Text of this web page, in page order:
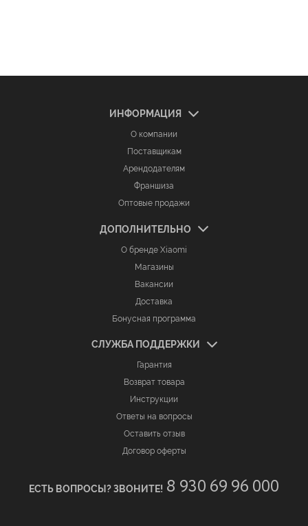
ИНФОРМАЦИЯ
О компании
Поставщикам
Арендодателям
Франшиза
Оптовые продажи
ДОПОЛНИТЕЛЬНО
О бренде Xiaomi
Магазины
Вакансии
Доставка
Бонусная программа
СЛУЖБА ПОДДЕРЖКИ
Гарантия
Возврат товара
Инструкции
Ответы на вопросы
Оставить отзыв
Договор оферты
ЕСТЬ ВОПРОСЫ? ЗВОНИТЕ! 8 930 69 96 000